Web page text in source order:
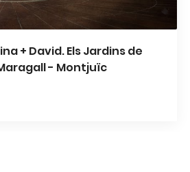
+ David. Els Jardins de
- Montjuïc